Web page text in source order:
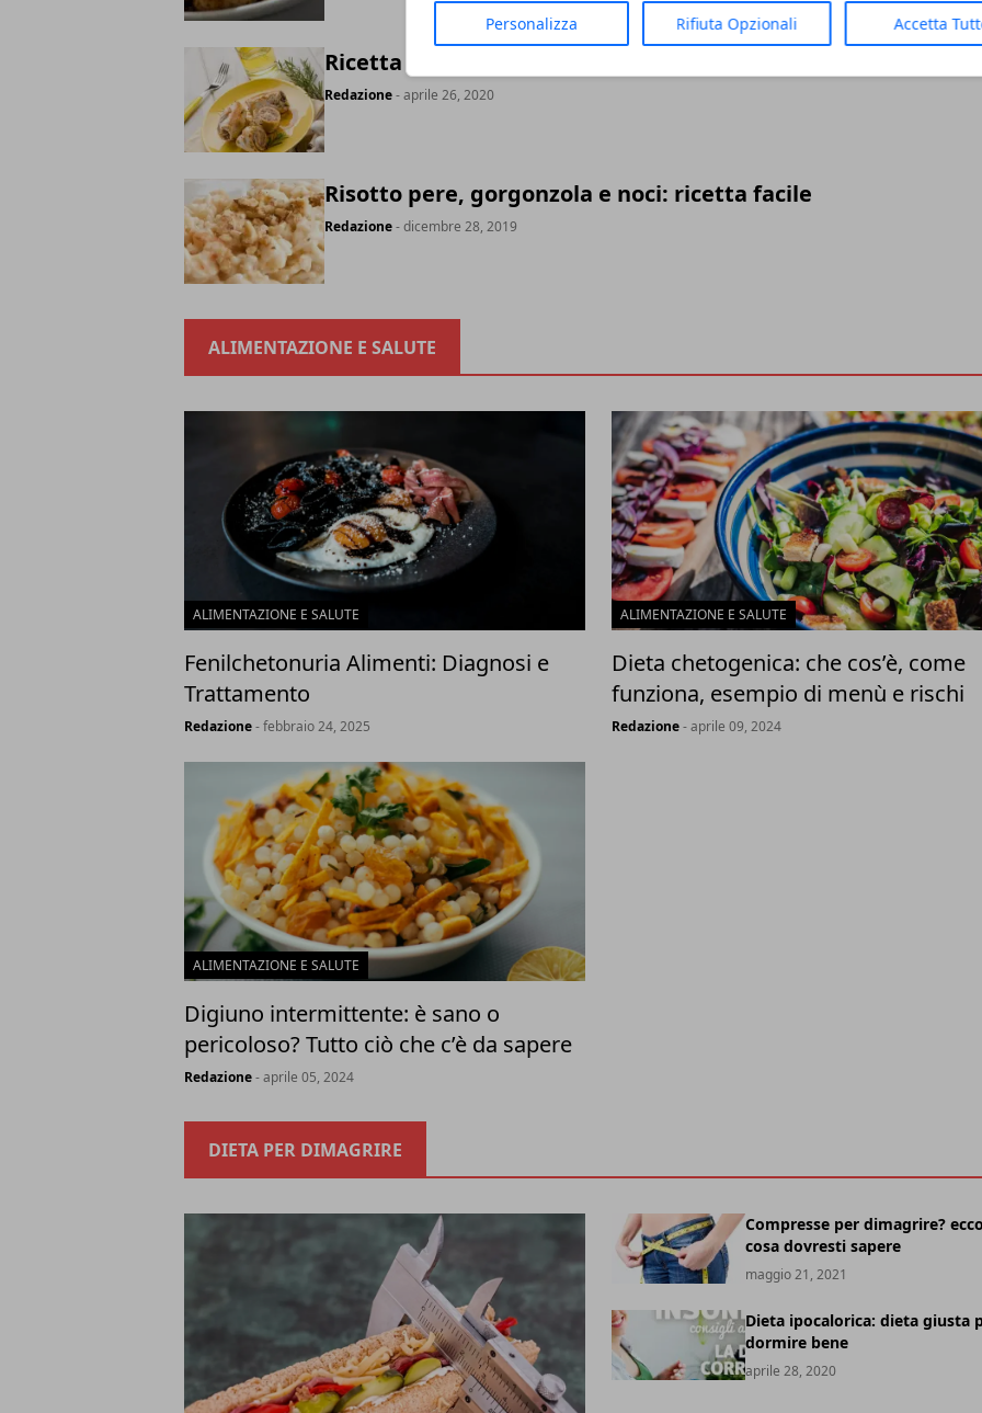
Personalizza Rifiuta Opzionali Accetta
Ricetta involtini di pollo con funghi
Redazione- aprile 26, 2020
Risotto pere, gorgonzola e noci: ricetta facile
Redazione- dicembre 28, 2019
ALIMENTAZIONE E SALUTE
ALIMENTAZIONE E SALUTE
Fenilchetonuria Alimenti: Diagnosi e
Trattamento
Redazione- febbraio 24, 2025
ALIMENTAZIONE E SALUTE
Dieta chetogenica: che cos’è, come
funziona, esempio di menù e rischi
Redazione- aprile 09, 2024
ALIMENTAZIONE E SALUTE
Digiuno intermittente: è sano o
pericoloso? Tutto ciò che c’è da sapere
Redazione- aprile 05, 2024
DIETA PER DIMAGRIRE
Compresse per dimagrire?
cosa dovresti sapere
maggio 21, 2021
Dieta ipocalorica: dieta giusta
dormire bene
aprile 28, 2020